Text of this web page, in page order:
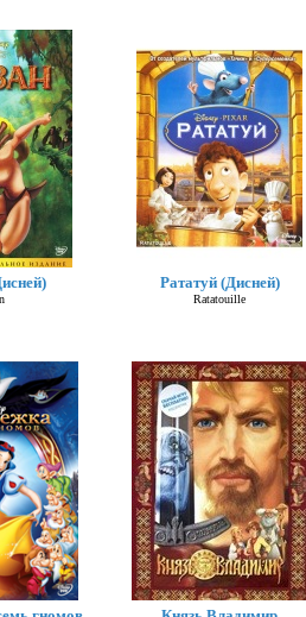
Рататуй (Дисней)
Ratatouille